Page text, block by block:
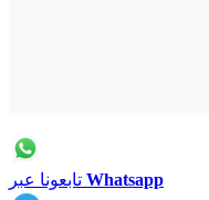
Whatsapp